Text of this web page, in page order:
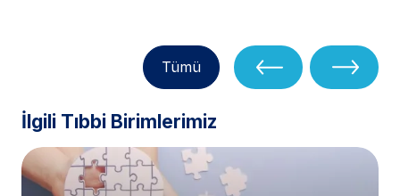
Tümü
İlgili Tıbbi Birimlerimiz